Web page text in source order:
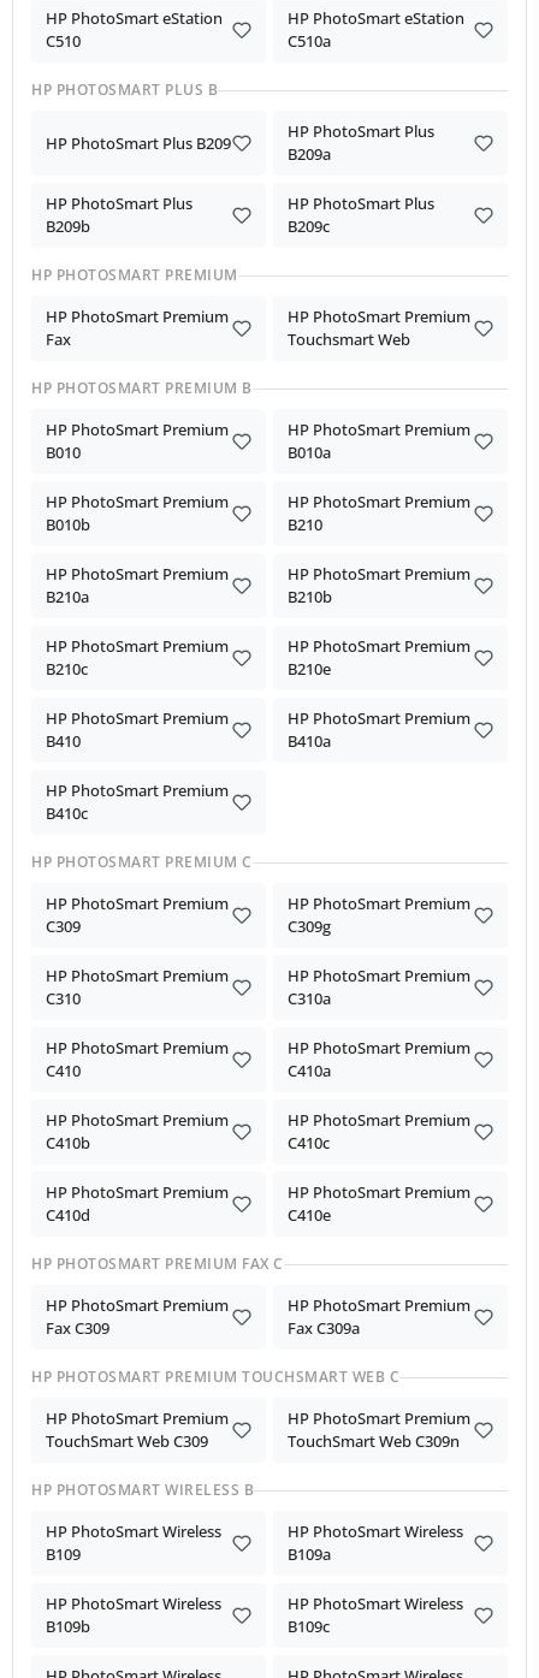
HP PhotoSmart eStation
C510
HP PhotoSmart eStation
C510a
HP PHOTOSMART PLUS B
HP PhotoSmart Plus B209
HP PhotoSmart Plus
B209a
HP PhotoSmart Plus
B209b
HP PhotoSmart Plus
B209c
HP PHOTOSMART PREMIUM
HP PhotoSmart Premium
Fax
HP PhotoSmart Premium
Touchsmart Web
HP PHOTOSMART PREMIUM B
HP PhotoSmart Premium
B010
HP PhotoSmart Premium
B010a
HP PhotoSmart Premium
B010b
HP PhotoSmart Premium
B210
HP PhotoSmart Premium
B210a
HP PhotoSmart Premium
B210b
HP PhotoSmart Premium
B210c
HP PhotoSmart Premium
B210e
HP PhotoSmart Premium
B410
HP PhotoSmart Premium
B410a
HP PhotoSmart Premium
B410c
HP PHOTOSMART PREMIUM C
HP PhotoSmart Premium
C309
HP PhotoSmart Premium
C309g
HP PhotoSmart Premium
C310
HP PhotoSmart Premium
C310a
HP PhotoSmart Premium
C410
HP PhotoSmart Premium
C410a
HP PhotoSmart Premium
C410b
HP PhotoSmart Premium
C410c
HP PhotoSmart Premium
C410d
HP PhotoSmart Premium
C410e
HP PHOTOSMART PREMIUM FAX C
HP PhotoSmart Premium
Fax C309
HP PhotoSmart Premium
Fax C309a
HP PHOTOSMART PREMIUM TOUCHSMART WEB C
HP PhotoSmart Premium
TouchSmart Web C309
HP PhotoSmart Premium
TouchSmart Web C309n
HP PHOTOSMART WIRELESS B
HP PhotoSmart Wireless
B109
HP PhotoSmart Wireless
B109a
HP PhotoSmart Wireless
B109b
HP PhotoSmart Wireless
B109c